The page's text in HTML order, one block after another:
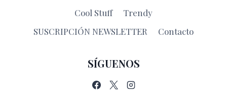
Cool Stuff
Trendy
SUSCRIPCIÓN NEWSLETTER
Contacto
SÍGUENOS